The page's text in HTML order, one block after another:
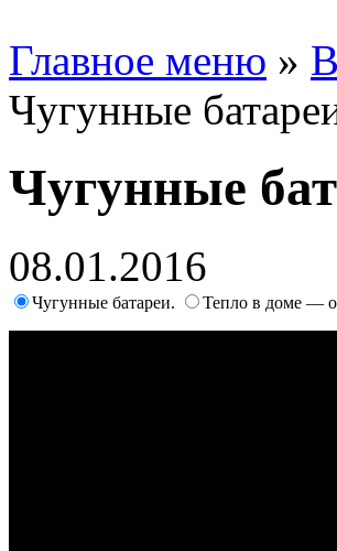
Главное меню »
Чугунные
Чугунные
08.01.2016
Чугунные батареи. Тепло в доме —